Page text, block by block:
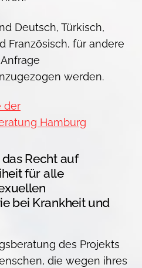
Deutsch, Türkisch,
Französisch, für andere
werden.
der
Hamburg
Recht auf
für alle
bei Krankheit und
des Projekts
die wegen ihres